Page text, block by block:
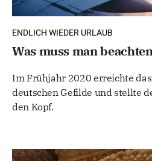
ENDLICH WIEDER URLAUB
Was muss man
Im Frühjahr 2020 erreichte
deutschen Gefilde und stellte
den Kopf.